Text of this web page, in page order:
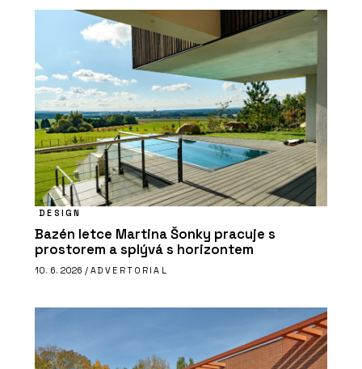
DESIGN
Bazén letce Martina Šonky pracuje s
prostorem a splývá s horizontem
10. 6. 2026 / ADVERTORIAL